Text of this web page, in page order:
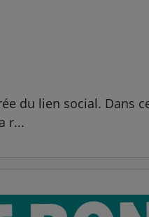
du lien social. Dans
r...